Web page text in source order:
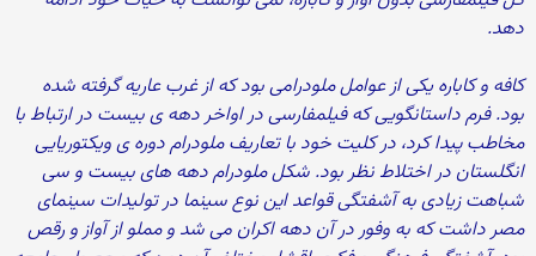
دهد.
کافه و کاباره یکی از عوامل ملودرامی بود که از غرب عاریه گرفته شده
بود. فرم داستانگویی که فیلمفارسی در اواخر دهه ی بیست در ارتباط با
مخاطب پیدا کرد، در کلیت خود با تعاریف ملودرام دوره ی ویکتوریایی
انگلستان در اختلاط نظر بود. شکل ملودرام دهه های بیست و سی
شباهت زیادی به آشفتگی قواعد این نوع سینما در تولیدات سینمای
مصر داشت که به وفور در آن دهه اکران می شد و مملو از آواز و رقص